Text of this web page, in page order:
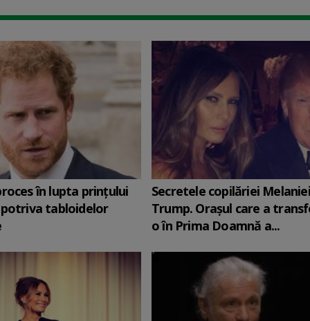
în lupta prinţului
tabloidelor
Secretele copilăriei Melaniei
Trump. Orașul care a
o în Prima Doamnă a...